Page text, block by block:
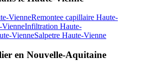
VienneRemontee capillaire Haute-
VienneInfiltration Haute-
VienneSalpetre Haute-Vienne
en Nouvelle-Aquitaine